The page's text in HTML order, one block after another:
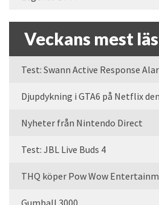
Veckans mest
Test: Swann Active Response
Djupdykning i GTA6 på Netflix
Nyheter från Nintendo Direct
Test: JBL Live Buds 4
THQ köper Pow Wow
Gumball 3000